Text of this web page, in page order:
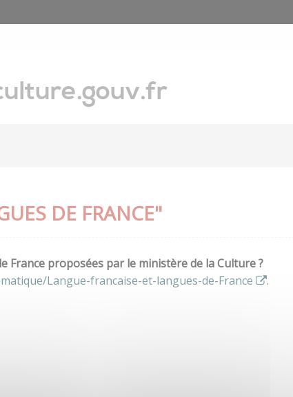
DE FRANCE"
France proposées par le ministère de la Culture ?
Langue-francaise-et-langues-de-France .